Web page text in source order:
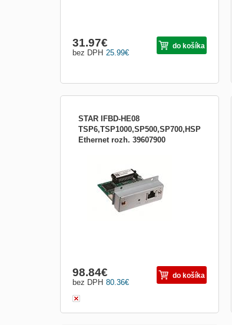
25.99€
bez DPH
31.97€ do košíka
STAR IFBD-HE08
TSP6,TSP1000,SP500,SP700,HSP7000-
Ethernet rozh. 39607900
SP700, HSP7000
80.36€
bez DPH
98.84€ do košíka